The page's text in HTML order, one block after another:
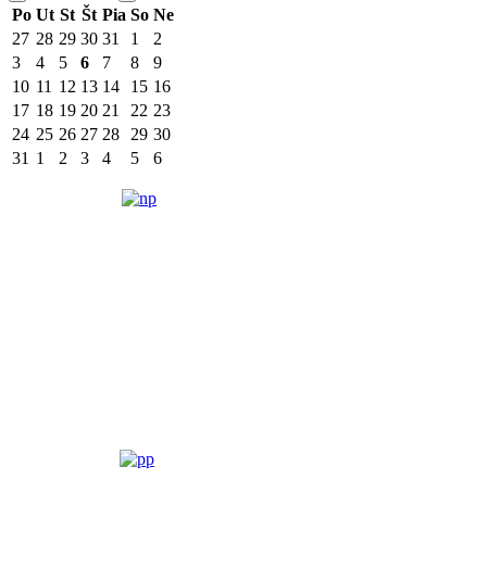
Po Ut St Št Pia So Ne
27 28 29 30 31 1
2
3
4 5 6 7 8
9
10 11 12 13 14 15 16
17 18 19 20 21 22 23
24 25 26 27 28 29 30
31 1 2 3 4 5 6